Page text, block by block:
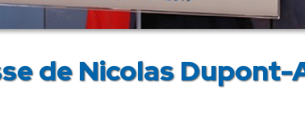
de Nicolas Dupont-